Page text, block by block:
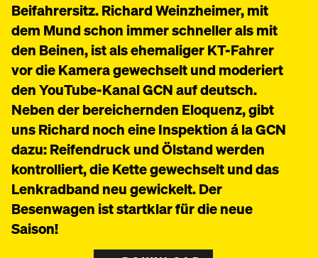
Beifahrersitz. Richard Weinzheimer, mit
dem Mund schon immer schneller als mit
den Beinen, ist als ehemaliger KT-Fahrer
vor die Kamera gewechselt und moderiert
den YouTube-Kanal GCN auf deutsch.
Neben der bereichernden Eloquenz, gibt
uns Richard noch eine Inspektion á la GCN
dazu: Reifendruck und Ölstand werden
kontrolliert, die Kette gewechselt und das
Lenkradband neu gewickelt. Der
Besenwagen ist startklar für die neue
Saison!